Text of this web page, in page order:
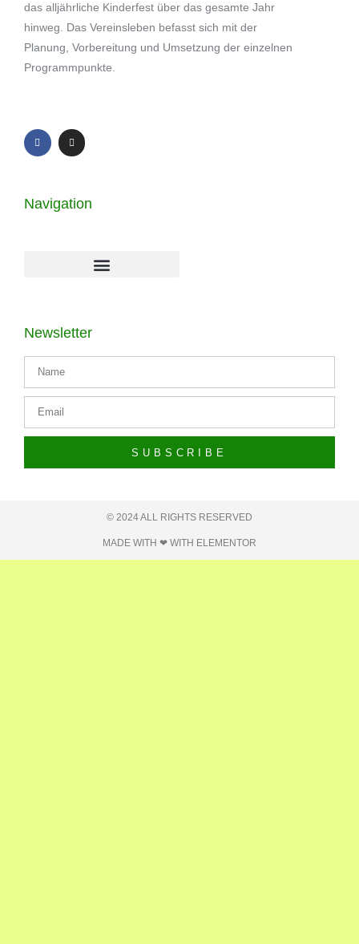
das alljährliche Kinderfest über das gesamte Jahr
hinweg. Das Vereinsleben befasst sich mit der
Planung, Vorbereitung und Umsetzung der einzelnen
Programmpunkte.
Navigation
Newsletter
SUBSCRIBE
© 2024 ALL RIGHTS RESERVED​
MADE WITH ❤ WITH ELEMENTOR​